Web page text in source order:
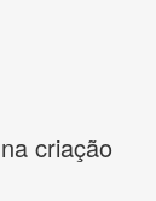
criação